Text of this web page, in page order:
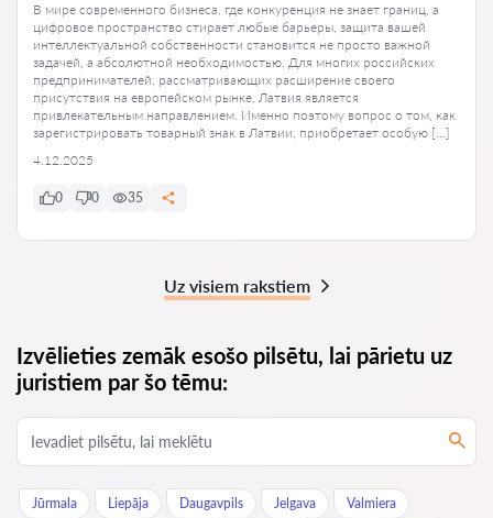
В мире современного бизнеса, где конкуренция не знает границ, а
цифровое пространство стирает любые барьеры, защита вашей
интеллектуальной собственности становится не просто важной
задачей, а абсолютной необходимостью. Для многих российских
предпринимателей, рассматривающих расширение своего
присутствия на европейском рынке, Латвия является
привлекательным направлением. Именно поэтому вопрос о том, как
зарегистрировать товарный знак в Латвии, приобретает особую […]
4.12.2025
0 0 35
Uz visiem rakstiem
Izvēlieties zemāk esošo pilsētu, lai pārietu uz
juristiem par šo tēmu:
Jūrmala Liepāja Daugavpils Jelgava Valmiera